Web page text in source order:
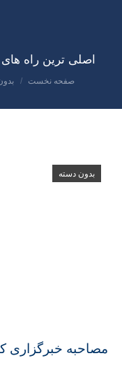
اصلی ترین راه های
مکان شما:
صفحه نخست
بدون دسته
مصاحبه خبرگزاری